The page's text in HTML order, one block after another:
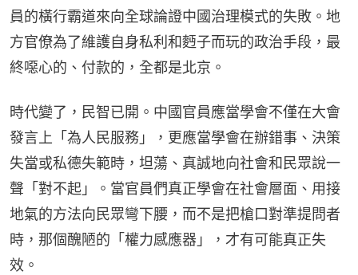
員的橫行霸道來向全球論證中國治理模式的失敗。地
方官僚為了維護自身私利和麪子而玩的政治手段，最
終噁心的、付款的，全都是北京。
時代變了，民智已開。中國官員應當學會不僅在大會
發言上「為人民服務」，更應當學會在辦錯事、決策
失當或私德失範時，坦蕩、真誠地向社會和民眾說一
聲「對不起」。當官員們真正學會在社會層面、用接
地氣的方法向民眾彎下腰，而不是把槍口對準提問者
時，那個醜陋的「權力感應器」，才有可能真正失
效。